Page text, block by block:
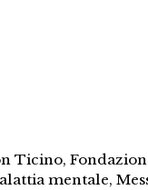
Ticino,
mentale,